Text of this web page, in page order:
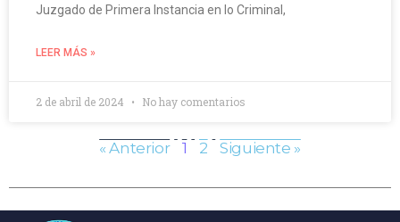
Juzgado de Primera Instancia en lo Criminal,
LEER MÁS »
2 de abril de 2024 No hay comentarios
« Anterior 1 2 Siguiente »